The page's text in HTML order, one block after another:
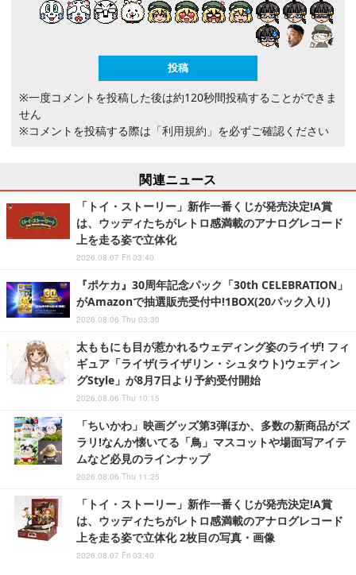
※一度コメントを投稿した後は約120秒間投稿することができま
せん
※コメントを投稿する際は 「利用規約」 を必ずご確認ください
関連ニュース
「トイ・ストーリー」新作一番くじが発売決定!A賞
は、ウッディたちがレトロ感満載のアナログレコード
上を走る姿で立体化
2026.08.07 Fri 03:40
『ポケカ』30周年記念パック「30th CELEBRATION」
がAmazonで抽選販売受付中!1BOX(20パック入り)
2026.08.06 Thu 03:30
太ももにも目が惹かれるウェディング姿のライザ! フィ
ギュア「ライザ(ライザリン・シュタウト)ウェディン
グStyle」が8月7日より予約受付開始
2026.08.06 Thu 10:15
「ちいかわ」映画グッズ第3弾ほか、多数の新商品がズ
ラリ!なんか懐いてる「鳥」マスコットや場面写アイテ
ムなど必見のラインナップ
2026.08.06 Thu 11:25
「トイ・ストーリー」新作一番くじが発売決定!A賞
は、ウッディたちがレトロ感満載のアナログレコード
上を走る姿で立体化 2枚目の写真・画像
2026.08.07 Fri 03:40